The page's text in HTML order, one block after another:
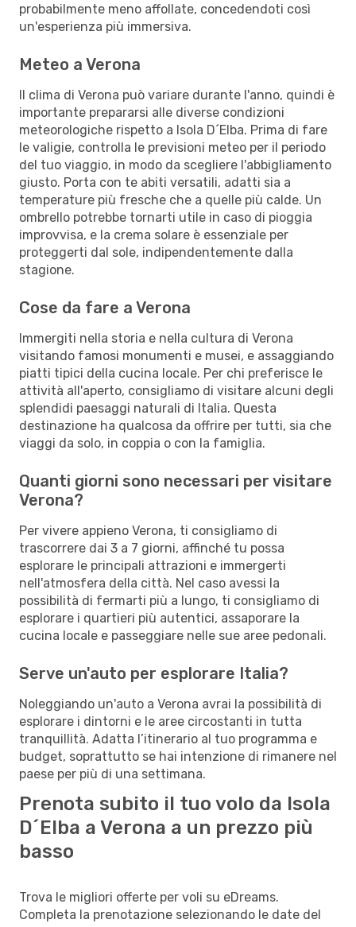
probabilmente meno affollate, concedendoti così
un'esperienza più immersiva.
Meteo a Verona
Il clima di Verona può variare durante l'anno, quindi è
importante prepararsi alle diverse condizioni
meteorologiche rispetto a Isola D´Elba. Prima di fare
le valigie, controlla le previsioni meteo per il periodo
del tuo viaggio, in modo da scegliere l'abbigliamento
giusto. Porta con te abiti versatili, adatti sia a
temperature più fresche che a quelle più calde. Un
ombrello potrebbe tornarti utile in caso di pioggia
improvvisa, e la crema solare è essenziale per
proteggerti dal sole, indipendentemente dalla
stagione.
Cose da fare a Verona
Immergiti nella storia e nella cultura di Verona
visitando famosi monumenti e musei, e assaggiando
piatti tipici della cucina locale. Per chi preferisce le
attività all'aperto, consigliamo di visitare alcuni degli
splendidi paesaggi naturali di Italia. Questa
destinazione ha qualcosa da offrire per tutti, sia che
viaggi da solo, in coppia o con la famiglia.
Quanti giorni sono necessari per visitare
Verona?
Per vivere appieno Verona, ti consigliamo di
trascorrere dai 3 a 7 giorni, affinché tu possa
esplorare le principali attrazioni e immergerti
nell'atmosfera della città. Nel caso avessi la
possibilità di fermarti più a lungo, ti consigliamo di
esplorare i quartieri più autentici, assaporare la
cucina locale e passeggiare nelle sue aree pedonali.
Serve un'auto per esplorare Italia?
Noleggiando un'auto a Verona avrai la possibilità di
esplorare i dintorni e le aree circostanti in tutta
tranquillità. Adatta l’itinerario al tuo programma e
budget, soprattutto se hai intenzione di rimanere nel
paese per più di una settimana.
Prenota subito il tuo volo da Isola
D´Elba a Verona a un prezzo più
basso
Trova le migliori offerte per voli su eDreams.
Completa la prenotazione selezionando le date del